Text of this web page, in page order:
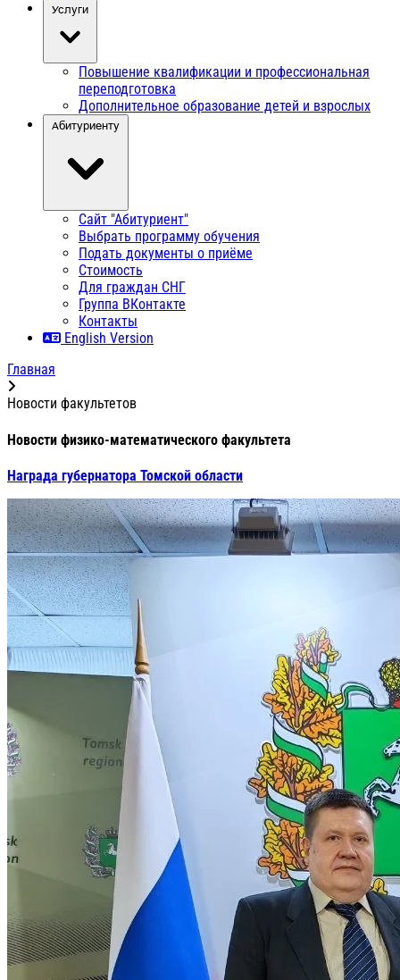
Услуги
Повышение квалификации и профессиональная
переподготовка
Дополнительное образование детей и взрослых
Абитуриенту
Сайт "Абитуриент"
Выбрать программу обучения
Подать документы о приёме
Стоимость
Для граждан СНГ
Группа ВКонтакте
Контакты
English Version
Главная
Новости факультетов
Новости физико-математического факультета
Награда губернатора Томской области